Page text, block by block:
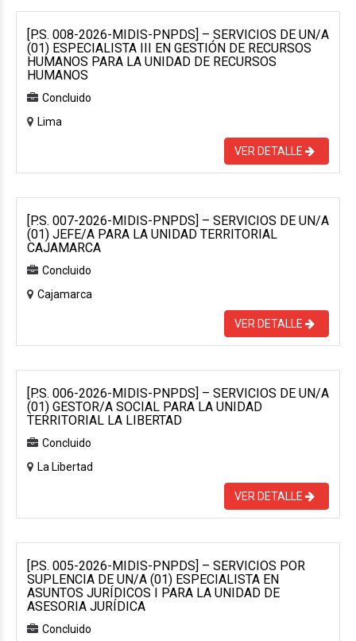
[P.S. 008-2026-MIDIS-PNPDS] – SERVICIOS DE UN/A
(01) ESPECIALISTA III EN GESTIÓN DE RECURSOS
HUMANOS PARA LA UNIDAD DE RECURSOS
HUMANOS
Concluido
Lima
VER DETALLE
[P.S. 007-2026-MIDIS-PNPDS] – SERVICIOS DE UN/A
(01) JEFE/A PARA LA UNIDAD TERRITORIAL
CAJAMARCA
Concluido
Cajamarca
VER DETALLE
[P.S. 006-2026-MIDIS-PNPDS] – SERVICIOS DE UN/A
(01) GESTOR/A SOCIAL PARA LA UNIDAD
TERRITORIAL LA LIBERTAD
Concluido
La Libertad
VER DETALLE
[P.S. 005-2026-MIDIS-PNPDS] – SERVICIOS POR
SUPLENCIA DE UN/A (01) ESPECIALISTA EN
ASUNTOS JURÍDICOS I PARA LA UNIDAD DE
ASESORIA JURÍDICA
Concluido